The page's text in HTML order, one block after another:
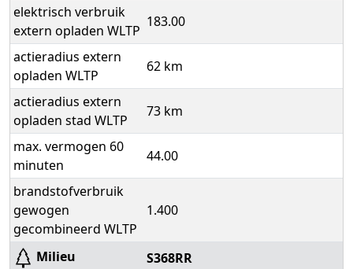
elektrisch verbruik
extern opladen WLTP
183.00
actieradius extern
opladen WLTP
62 km
actieradius extern
opladen stad WLTP
73 km
max. vermogen 60
minuten
44.00
brandstofverbruik
gewogen
gecombineerd WLTP
1.400
Milieu
S368RR